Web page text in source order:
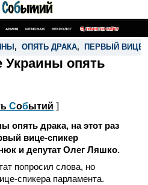
АРМИЯ ШПИОНАЖ НЕКРОЛОГ ПОИСК ПО САЙТУ
, ОПЯТЬ ДРАКА,
ПЕРВЫЙ
Украины опять
Событий ]
опять драка, на этот раз
вице-спикер
и депутат Олег Ляшко.
попросил слова, но
спикера парламента.